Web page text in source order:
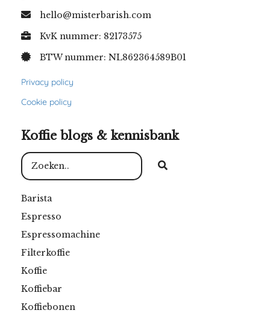
hello@misterbarish.com
KvK nummer: 82173575
BTW nummer: NL862364589B01
Privacy policy
Cookie policy
Koffie blogs & kennisbank
Barista
Espresso
Espressomachine
Filterkoffie
Koffie
Koffiebar
Koffiebonen